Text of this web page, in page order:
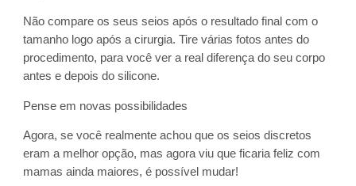
Não compare os seus seios após o resultado final com o
tamanho logo após a cirurgia. Tire várias fotos antes do
procedimento, para você ver a real diferença do seu corpo
antes e depois do silicone.
Pense em novas possibilidades
Agora, se você realmente achou que os seios discretos
eram a melhor opção, mas agora viu que ficaria feliz com
mamas ainda maiores, é possível mudar!